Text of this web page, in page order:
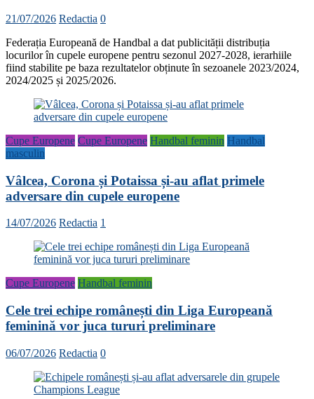
21/07/2026 Redactia 0
Federația Europeană de Handbal a dat publicității distribuția
locurilor în cupele europene pentru sezonul 2027-2028, ierarhiile
fiind stabilite pe baza rezultatelor obținute în sezoanele 2023/2024,
2024/2025 și 2025/2026.
Cupe Europene Cupe Europene Handbal feminin Handbal
masculin
Vâlcea, Corona și Potaissa și-au aflat primele
adversare din cupele europene
14/07/2026 Redactia 1
Cupe Europene Handbal feminin
Cele trei echipe românești din Liga Europeană
feminină vor juca tururi preliminare
06/07/2026 Redactia 0